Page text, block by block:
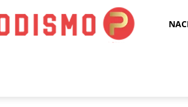
Puro